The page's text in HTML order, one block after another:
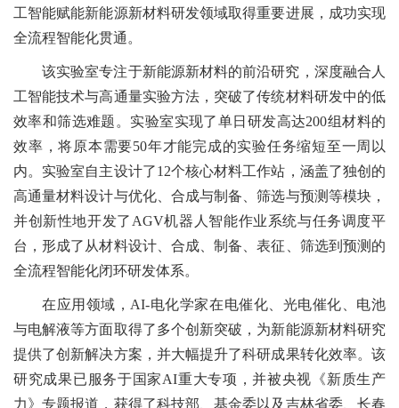
工智能赋能新能源新材料研发领域取得重要进展，成功实现
全流程智能化贯通。
该实验室专注于新能源新材料的前沿研究，深度融合人
工智能技术与高通量实验方法，突破了传统材料研发中的低
效率和筛选难题。实验室实现了单日研发高达200组材料的
效率，将原本需要50年才能完成的实验任务缩短至一周以
内。实验室自主设计了12个核心材料工作站，涵盖了独创的
高通量材料设计与优化、合成与制备、筛选与预测等模块，
并创新性地开发了AGV机器人智能作业系统与任务调度平
台，形成了从材料设计、合成、制备、表征、筛选到预测的
全流程智能化闭环研发体系。
在应用领域，AI-电化学家在电催化、光电催化、电池
与电解液等方面取得了多个创新突破，为新能源新材料研究
提供了创新解决方案，并大幅提升了科研成果转化效率。该
研究成果已服务于国家AI重大专项，并被央视《新质生产
力》专题报道，获得了科技部、基金委以及吉林省委、长春